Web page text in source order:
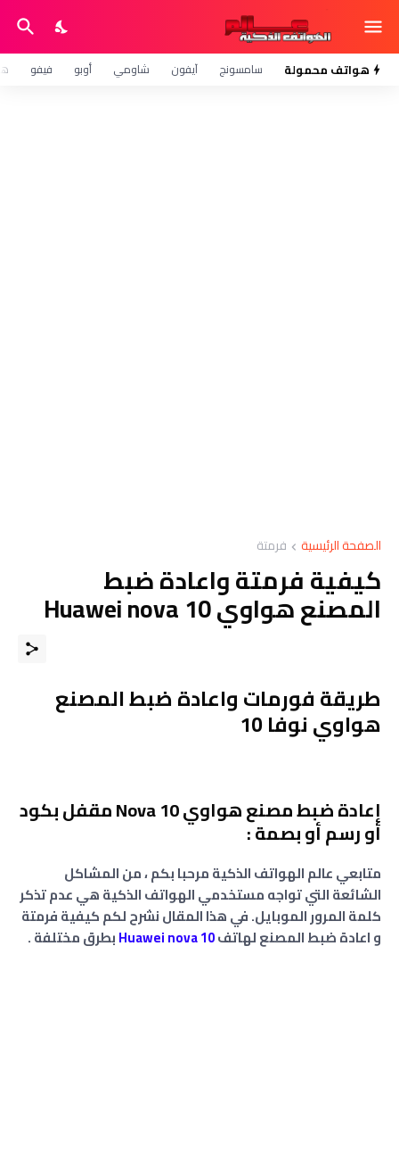
هواتف محمولة سامسونج آيفون شاومي أوبو فيفو
الصفحة الرئيسية فرمتة
كيفية فرمتة واعادة ضبط
المصنع هواوي Huawei nova 10
طريقة فورمات واعادة ضبط المصنع
هواوي نوفا 10
إعادة ضبط مصنع هواوي Nova 10 مقفل بكود
أو رسم أو بصمة :
متابعي عالم الهواتف الذكية مرحبا بكم ، من المشاكل
الشائعة التي تواجه مستخدمي الهواتف الذكية هي عدم تذكر
كلمة المرور الموبايل. في هذا المقال نشرح لكم كيفية فرمتة
و اعادة ضبط المصنع لهاتفHuawei nova 10بطرق مختلفة .